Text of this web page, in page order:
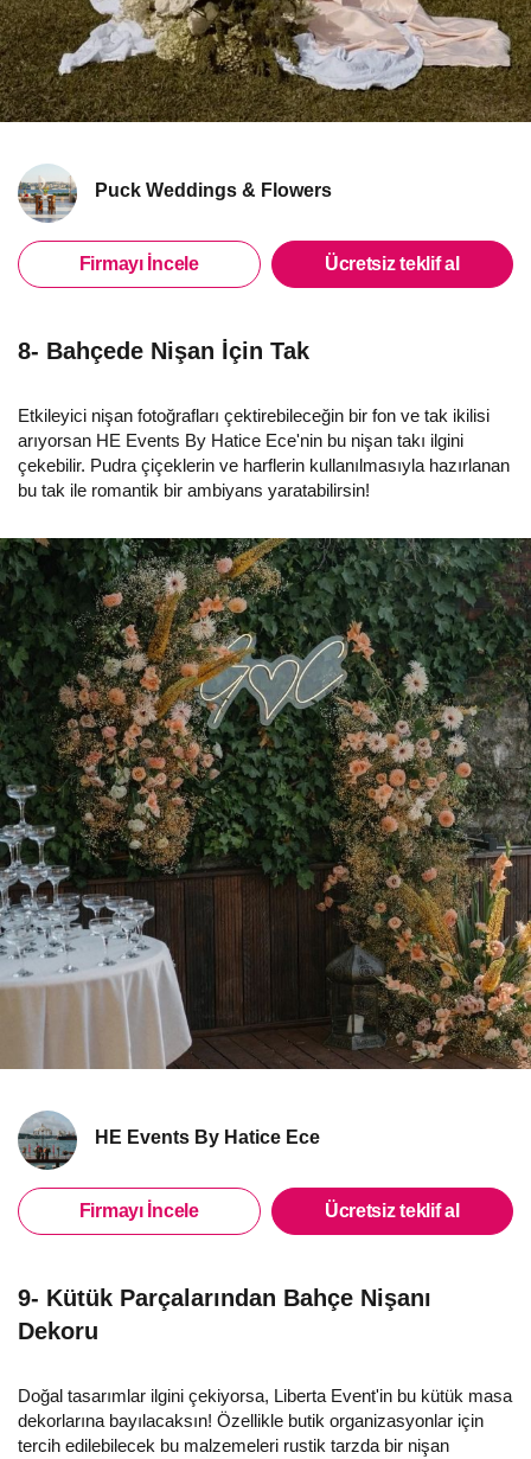
Puck Weddings & Flowers
Firmayı İncele Ücretsiz teklif al
8- Bahçede Nişan İçin Tak
Etkileyici nişan fotoğrafları çektirebileceğin bir fon ve tak ikilisi
arıyorsan HE Events By Hatice Ece'nin bu nişan takı ilgini
çekebilir. Pudra çiçeklerin ve harflerin kullanılmasıyla hazırlanan
bu tak ile romantik bir ambiyans yaratabilirsin!
HE Events By Hatice Ece
Firmayı İncele Ücretsiz teklif al
9- Kütük Parçalarından Bahçe Nişanı
Dekoru
Doğal tasarımlar ilgini çekiyorsa, Liberta Event'in bu kütük masa
dekorlarına bayılacaksın! Özellikle butik organizasyonlar için
tercih edilebilecek bu malzemeleri rustik tarzda bir nişan